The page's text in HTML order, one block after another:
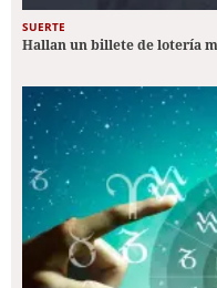
SUERTE
Hallan un billete de lotería